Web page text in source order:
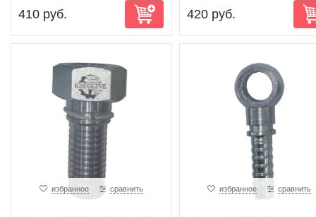
410 руб. 420 руб.
избранное сравнить избранное сравнить